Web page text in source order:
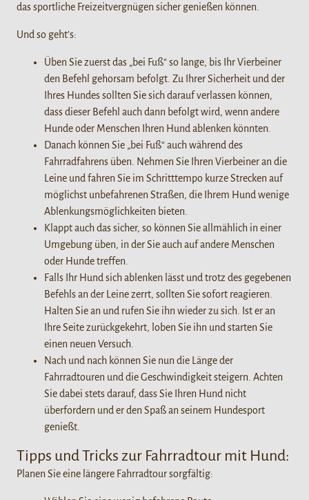
das sportliche Freizeitvergnügen sicher genießen können.
Und so geht’s:
Üben Sie zuerst das „bei Fuß“ so lange, bis Ihr Vierbeiner
den Befehl gehorsam befolgt. Zu Ihrer Sicherheit und der
Ihres Hundes sollten Sie sich darauf verlassen können,
dass dieser Befehl auch dann befolgt wird, wenn andere
Hunde oder Menschen Ihren Hund ablenken könnten.
Danach können Sie „bei Fuß“ auch während des
Fahrradfahrens üben. Nehmen Sie Ihren Vierbeiner an die
Leine und fahren Sie im Schritttempo kurze Strecken auf
möglichst unbefahrenen Straßen, die Ihrem Hund wenige
Ablenkungsmöglichkeiten bieten.
Klappt auch das sicher, so können Sie allmählich in einer
Umgebung üben, in der Sie auch auf andere Menschen
oder Hunde treffen.
Falls Ihr Hund sich ablenken lässt und trotz des gegebenen
Befehls an der Leine zerrt, sollten Sie sofort reagieren.
Halten Sie an und rufen Sie ihn wieder zu sich. Ist er an
Ihre Seite zurückgekehrt, loben Sie ihn und starten Sie
einen neuen Versuch.
Nach und nach können Sie nun die Länge der
Fahrradtouren und die Geschwindigkeit steigern. Achten
Sie dabei stets darauf, dass Sie Ihren Hund nicht
überfordern und er den Spaß an seinem Hundesport
genießt.
Tipps und Tricks zur Fahrradtour mit Hund:
Planen Sie eine längere Fahrradtour sorgfältig: